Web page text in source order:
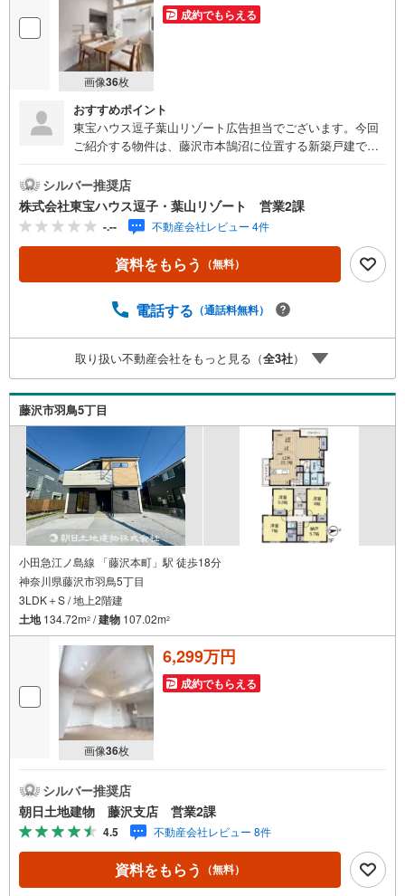
画像36枚
成約でもらえる
おすすめポイント
東宝ハウス逗子葉山リゾート広告担当でございます。今回
ご紹介する物件は、藤沢市本鵠沼に位置する新築戸建です!!
おります 《東宝ハウス逗子葉山リゾート》私たちは、この
地域に特化した不動産仲介を通じて、皆さまが理想とする
暮らしを実現するお手伝いをしています。住まい選びは、
単に「家を買う・借りる」ことではなく、「どんな人生を
送りたいか」を考える大切なプロセスです。逗子・葉山に
は、海を望む戸建て、緑豊かな住宅街、趣のある古民家な
暮らし方、コミュニティの魅力まで、リアルな情報をお伝
す。「週末だけでも海のそばで過ごしたい」「将来的に移
住を考えている」「理想の住まいを見つけたい」-- そんな
思いをお持ちの方は、ぜひ私たちにご相談ください。逗
子・葉山の魅力を知り尽くしたプロとして、皆さまの新し
い暮らしの第一歩を全力でサポートいたします。どうぞお
気軽にお問い合わせください。
シルバー推奨店
株式会社東宝ハウス逗子・葉山リゾート 営業2課
-.-- 不動産会社レビュー 4件
資料をもらう （無料）
電話する （通話料無料）
取り扱い不動産会社をもっと見る（全3社）
藤沢市羽鳥5丁目
小田急江ノ島線 「藤沢本町」駅 徒歩18分
神奈川県藤沢市羽鳥5丁目
3LDK＋S / 地上2階建
土地134.72m2 /建物 107.02m2
画像36枚
6,299万円
成約でもらえる
シルバー推奨店
朝日土地建物 藤沢支店 営業2課
4.5 不動産会社レビュー 8件
資料をもらう （無料）